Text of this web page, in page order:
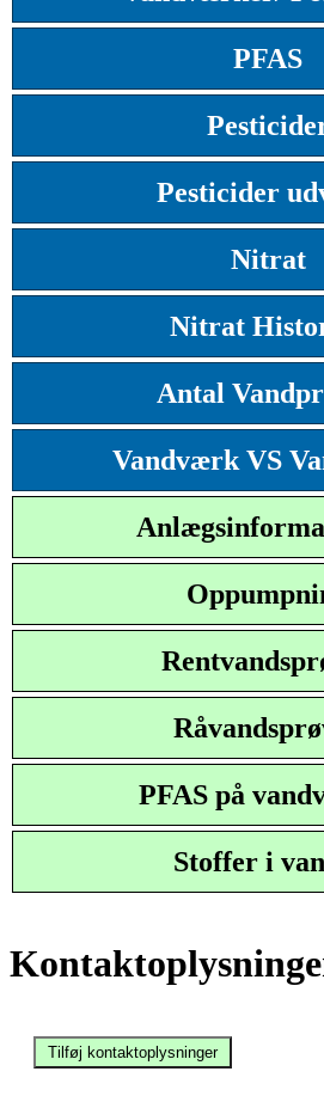
PFAS
Pesticider
Nitrat
Nitrat
Antal
Vandværk VS
PFAS på
Stoffer i